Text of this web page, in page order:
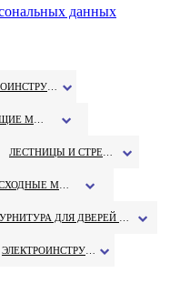
данных